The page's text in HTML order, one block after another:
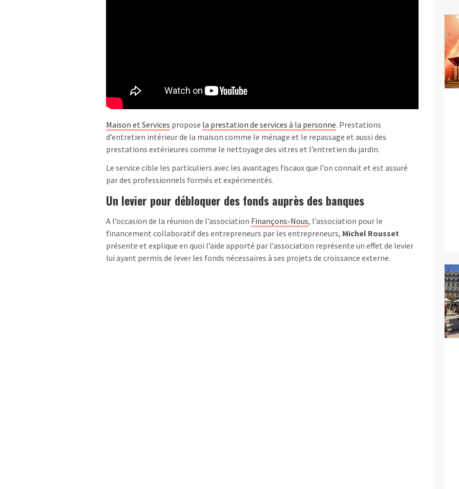
Maison et Services propose la prestation de services à la personne. Prestations
d’entretien intérieur de la maison comme le ménage et le repassage et aussi des
prestations extérieures comme le nettoyage des vitres et l’entretien du jardin.
Le service cible les particuliers avec les avantages fiscaux que l’on connait et est assuré
par des professionnels formés et expérimentés.
Un levier pour débloquer des fonds auprès des banques
A l’occasion de la réunion de l’association Finançons-Nous, l’association pour le
financement collaboratif des entrepreneurs par les entrepreneurs, Michel Rousset
présente et explique en quoi l’aide apporté par l’association représente un effet de levier
lui ayant permis de lever les fonds nécessaires à ses projets de croissance externe.